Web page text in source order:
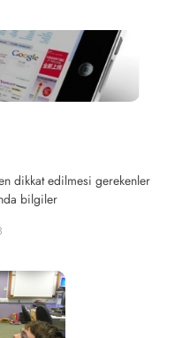
dikkat edilmesi gerekenler
bilgiler